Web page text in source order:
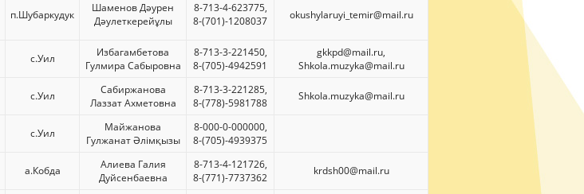
п.Шубаркудук
Шаменов Дәурен
Дәулеткерейұлы
8-713-4-623775,
8-(701)-1208037
okushylaruyi_temir@mail.ru
с.Уил
Избагамбетова
Гулмира Сабыровна
8-713-3-221450,
8-(705)-4942591
gkkpd@mail.ru,
Shkola.muzyka@mail.ru
с.Уил
Сабиржанова
Лаззат Ахметовна
8-713-3-221285,
8-(778)-5981788
Shkola.muzyka@mail.ru
с.Уил
Майжанова
Гулжанат Әлімқызы
8-000-0-000000,
8-(705)-4939375
а.Кобда
Алиева Галия
Дуйсенбаевна
8-713-4-121726,
8-(771)-7737362
krdsh00@mail.ru